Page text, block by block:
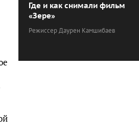
Где и как снимали фильм
«Зере»
Режиссер Даурен Камшибаев